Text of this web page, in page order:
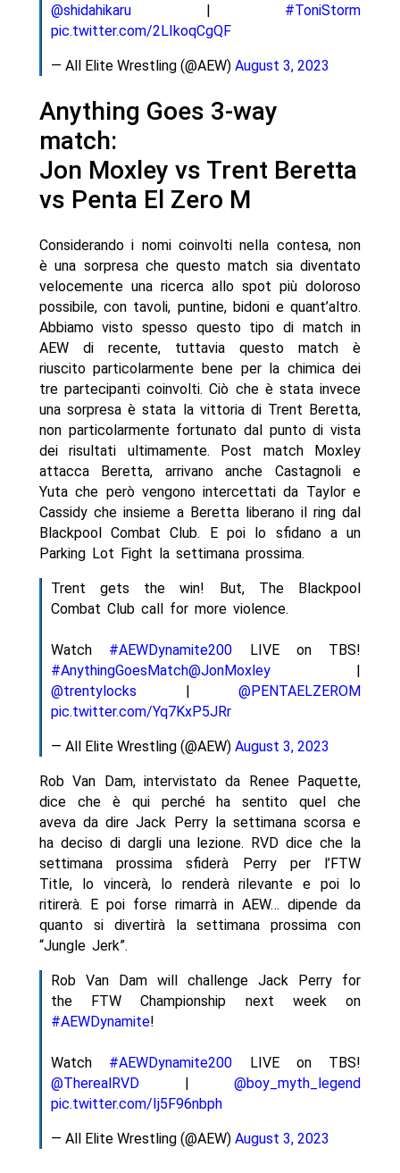
@shidahikaru| #ToniStorm
pic.twitter.com/2LIkoqCgQF
— All Elite Wrestling (@AEW) August 3, 2023
Anything Goes 3-way
match:
Jon Moxley vs Trent Beretta
vs Penta El Zero M
Considerando i nomi coinvolti nella contesa, non
è una sorpresa che questo match sia diventato
velocemente una ricerca allo spot più doloroso
possibile, con tavoli, puntine, bidoni e quant’altro.
Abbiamo visto spesso questo tipo di match in
AEW di recente, tuttavia questo match è
riuscito particolarmente bene per la chimica dei
tre partecipanti coinvolti. Ciò che è stata invece
una sorpresa è stata la vittoria di Trent Beretta,
non particolarmente fortunato dal punto di vista
dei risultati ultimamente. Post match Moxley
attacca Beretta, arrivano anche Castagnoli e
Yuta che però vengono intercettati da Taylor e
Cassidy che insieme a Beretta liberano il ring dal
Blackpool Combat Club. E poi lo sfidano a un
Parking Lot Fight la settimana prossima.
Trent gets the win! But, The Blackpool
Combat Club call for more violence.
Watch #AEWDynamite200 LIVE on TBS!
#AnythingGoesMatch@JonMoxley|
@trentylocks |@PENTAELZEROM
pic.twitter.com/Yq7KxP5JRr
— All Elite Wrestling (@AEW) August 3, 2023
Rob Van Dam, intervistato da Renee Paquette,
dice che è qui perché ha sentito quel che
aveva da dire Jack Perry la settimana scorsa e
ha deciso di dargli una lezione. RVD dice che la
settimana prossima sfiderà Perry per l’FTW
Title, lo vincerà, lo renderà rilevante e poi lo
ritirerà. E poi forse rimarrà in AEW… dipende da
quanto si divertirà la settimana prossima con
“Jungle Jerk”.
Rob Van Dam will challenge Jack Perry for
the FTW Championship next week on
#AEWDynamite!
Watch #AEWDynamite200 LIVE on TBS!
@TherealRVD|@boy_myth_legend
pic.twitter.com/Ij5F96nbph
— All Elite Wrestling (@AEW) August 3, 2023